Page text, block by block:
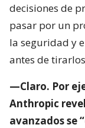
decisiones de
pasar por un
la seguridad y
antes de
—Claro. Por
Anthropic
avanzados se